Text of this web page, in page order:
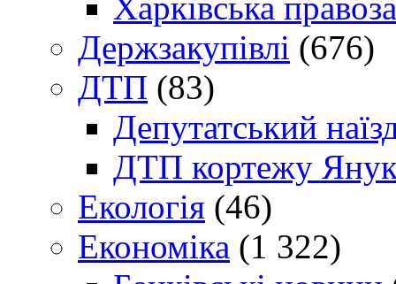
Держзакупівлі (676)
ДТП (83)
Депутатський
ДТП кортежу
Екологія (46)
Економіка (1 322)